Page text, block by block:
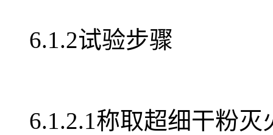
6.1.2试验步骤
6.1.2.1称取超细干粉灭